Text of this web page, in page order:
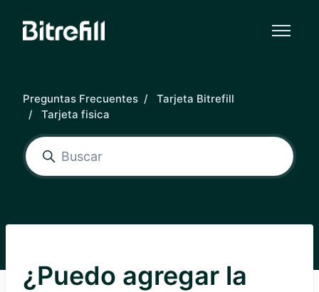
Preguntas Frecuentes
Tarjeta Bitrefill
Tarjeta fisica
¿Puedo agregar la